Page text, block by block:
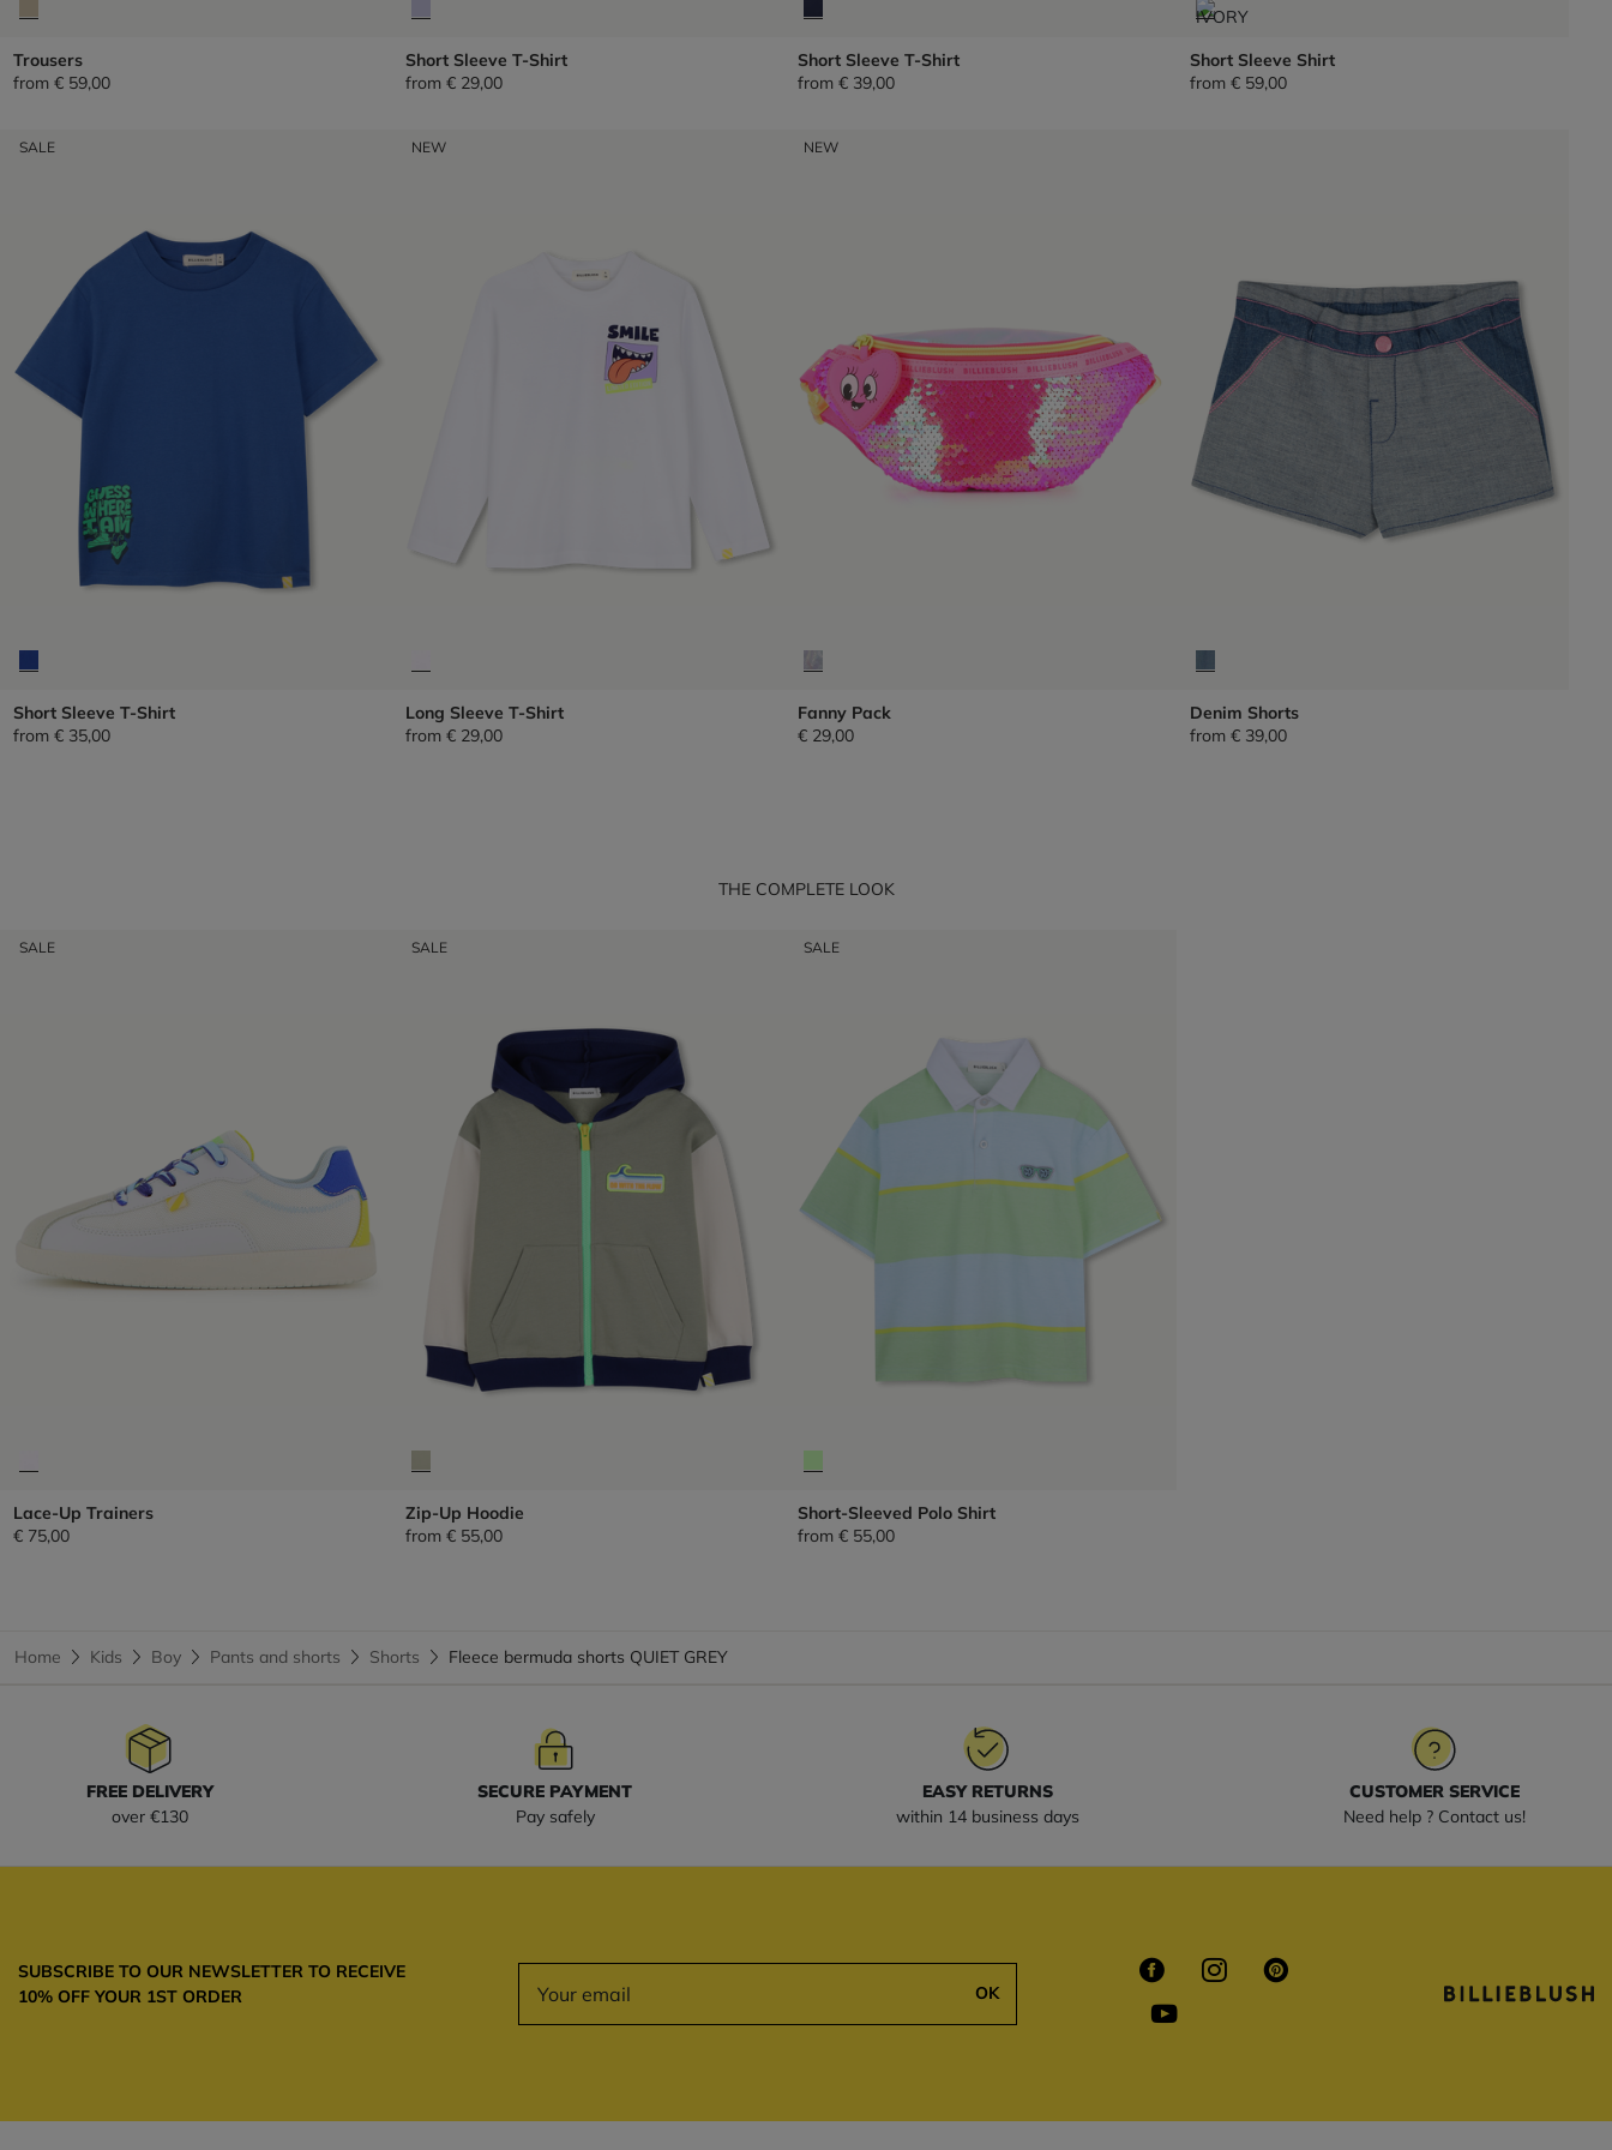
Trousers
from € 59,00
Short Sleeve T-Shirt
from € 29,00
Short Sleeve T-Shirt
from € 39,00
Short Sleeve Shirt
from € 59,00
SALE
Short Sleeve T-Shirt
from € 35,00
NEW
Long Sleeve T-Shirt
from € 29,00
NEW
Fanny Pack
€ 29,00
Denim Shorts
from € 39,00
THE COMPLETE LOOK
SALE
Lace-Up Trainers
€ 75,00
SALE
Zip-Up Hoodie
from € 55,00
SALE
Short-Sleeved Polo Shirt
from € 55,00
Home Kids Boy Pants and shorts Shorts Fleece bermuda shorts QUIET GREY
FREE DELIVERY
over €130
SECURE PAYMENT
Pay safely
EASY RETURNS
within 14 business days
CUSTOMER SERVICE
Need help ? Contact us!
SUBSCRIBE TO OUR NEWSLETTER TO RECEIVE
10% OFF YOUR 1ST ORDER
OK